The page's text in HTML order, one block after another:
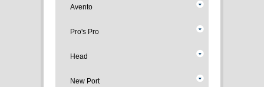
Avento
Pro's Pro
Head
New Port